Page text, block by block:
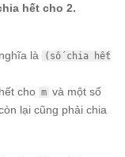
hết cho 2.
là
(số chia hết
cho m và một số
lại cũng phải chia